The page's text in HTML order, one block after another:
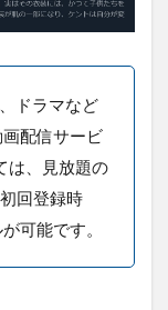
ドラマなど
配信サービ
は、見放題の
回登録時
可能です。